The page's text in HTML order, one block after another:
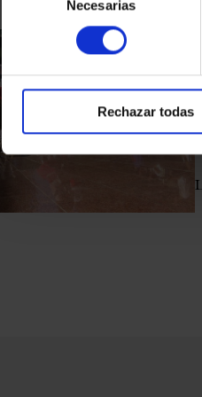
consentimiento
Necesarias
Rechazar todas